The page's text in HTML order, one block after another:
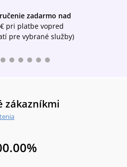
zadarmo nad
pri platbe vopred
pre vybrané služby)
zákazníkmi
%